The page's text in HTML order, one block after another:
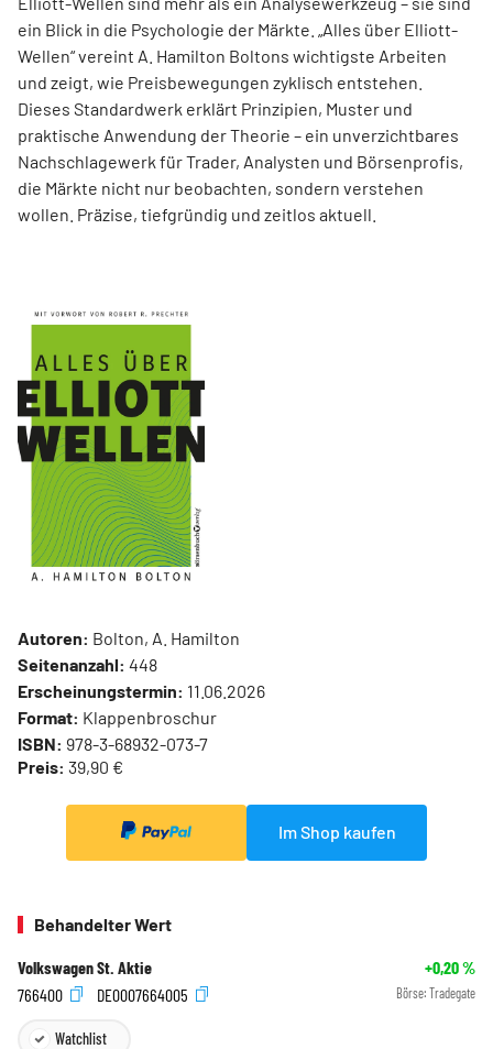
ein Blick in die Psychologie der Märkte. „Alles über Elliott-
Wellen“ vereint A. Hamilton Boltons wichtigste Arbeiten
und zeigt, wie Preisbewegungen zyklisch entstehen.
Dieses Standardwerk erklärt Prinzipien, Muster und
praktische Anwendung der Theorie – ein unverzichtbares
Nachschlagewerk für Trader, Analysten und Börsenprofis,
die Märkte nicht nur beobachten, sondern verstehen
wollen. Präzise, tiefgründig und zeitlos aktuell.
Autoren: Bolton, A. Hamilton
Seitenanzahl: 448
Erscheinungstermin: 11.06.2026
Format: Klappenbroschur
ISBN: 978-3-68932-073-7
Preis: 39,90 €
Im Shop kaufen
Behandelter Wert
Volkswagen St. Aktie +0,20%
766400
DE0007664005 Börse: Tradegate
Watchlist